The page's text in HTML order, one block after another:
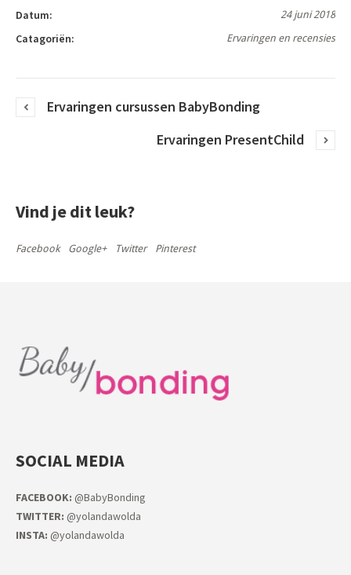
Datum: 24 juni 2018
Catagoriën: Ervaringen en recensies
Ervaringen cursussen BabyBonding
Ervaringen PresentChild
Vind je dit leuk?
Facebook Google+ Twitter Pinterest
SOCIAL MEDIA
FACEBOOK: @BabyBonding
TWITTER: @yolandawolda
INSTA: @yolandawolda